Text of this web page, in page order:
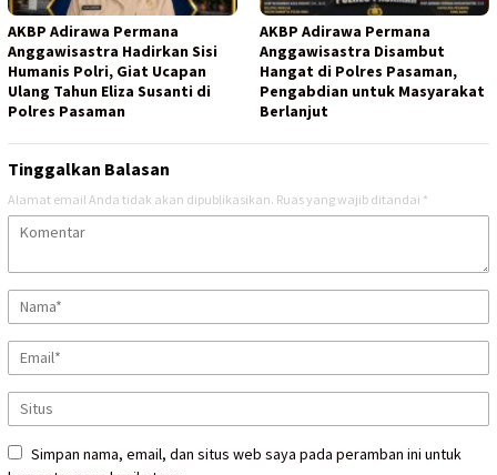
AKBP Adirawa Permana
Anggawisastra Hadirkan Sisi
Humanis Polri, Giat Ucapan
Ulang Tahun Eliza Susanti di
Polres Pasaman
AKBP Adirawa Permana
Anggawisastra Disambut
Hangat di Polres Pasaman,
Pengabdian untuk Masyarakat
Berlanjut
Tinggalkan Balasan
Alamat email Anda tidak akan dipublikasikan. Ruas yang wajib ditandai *
Simpan nama, email, dan situs web saya pada peramban ini untuk